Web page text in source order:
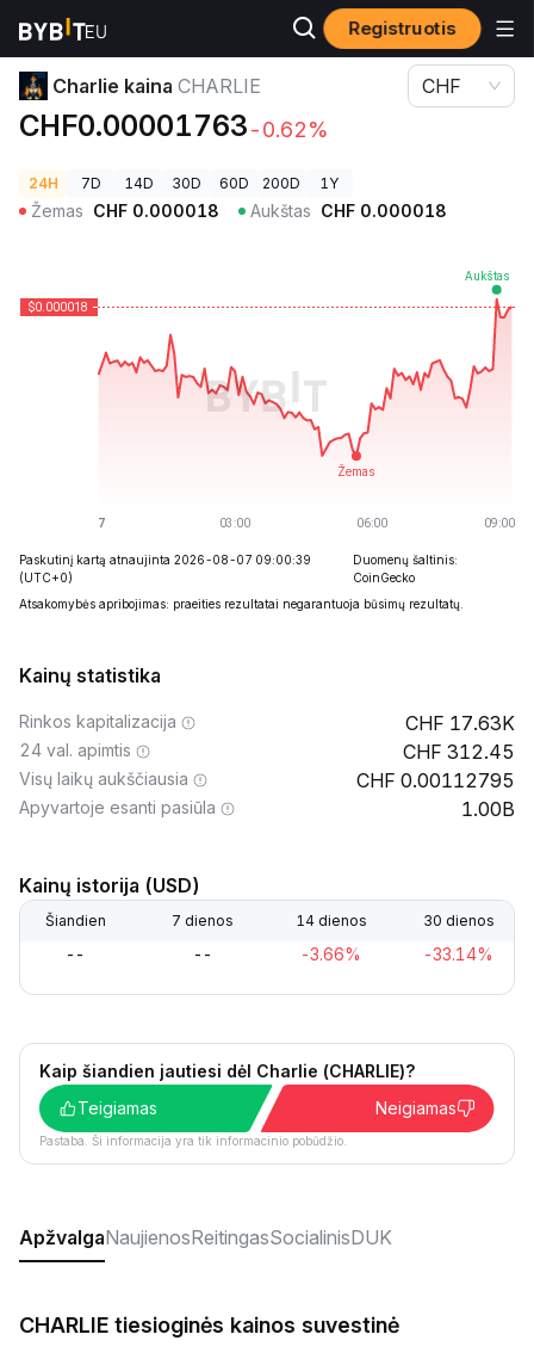
Registruotis
Kriptovaliutų kainos Charlie kaina CHARLIE
Charlie kaina CHARLIE
CHF0.00001763-0.62%
CHF
24H 7D 14D 30D 60D 200D 1Y
Žemas CHF 0.000018 Aukštas CHF 0.000018
Paskutinį kartą atnaujinta 2026-08-07 09:00:39
(UTC+0)
Duomenų šaltinis:
CoinGecko
Atsakomybės apribojimas: praeities rezultatai negarantuoja būsimų rezultatų.
Kainų statistika
Rinkos kapitalizacija 17.63K
24 val. apimtis 312.45
Visų laikų aukščiausia 0.00112795
Apyvartoje esanti pasiūla 1.00B
Kainų istorija (USD)
Šiandien 7 dienos 14 dienos 30 dienos
-- -- -3.66% -33.14%
Kaip šiandien jautiesi dėl Charlie (CHARLIE)?
Teigiamas
Neigiamas
Pastaba. Ši informacija yra tik informacinio pobūdžio.
ApžvalgaNaujienosReitingasSocialinisDUK
CHARLIE tiesioginės kainos suvestinė